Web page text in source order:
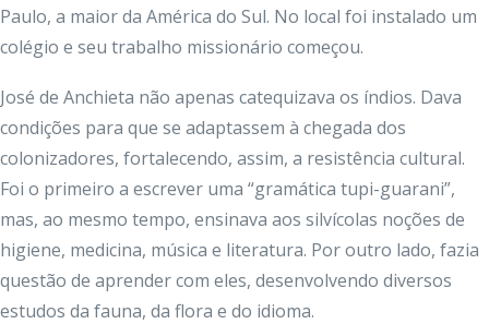
Paulo, a maior da América do Sul. No local foi instalado um
colégio e seu trabalho missionário começou.
José de Anchieta não apenas catequizava os índios. Dava
condições para que se adaptassem à chegada dos
colonizadores, fortalecendo, assim, a resistência cultural.
Foi o primeiro a escrever uma “gramática tupi-guarani”,
mas, ao mesmo tempo, ensinava aos silvícolas noções de
higiene, medicina, música e literatura. Por outro lado, fazia
questão de aprender com eles, desenvolvendo diversos
estudos da fauna, da flora e do idioma.